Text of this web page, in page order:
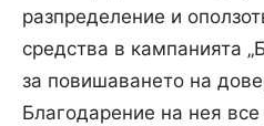
разпределение и
средства в кампанията
за повишаването на
Благодарение на нея